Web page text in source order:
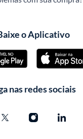
o Aplicativo
nas redes sociais